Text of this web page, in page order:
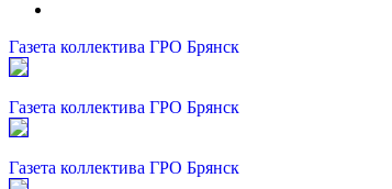
Газета коллектива ГРО Брянск
Газета коллектива ГРО Брянск
Газета коллектива ГРО Брянск